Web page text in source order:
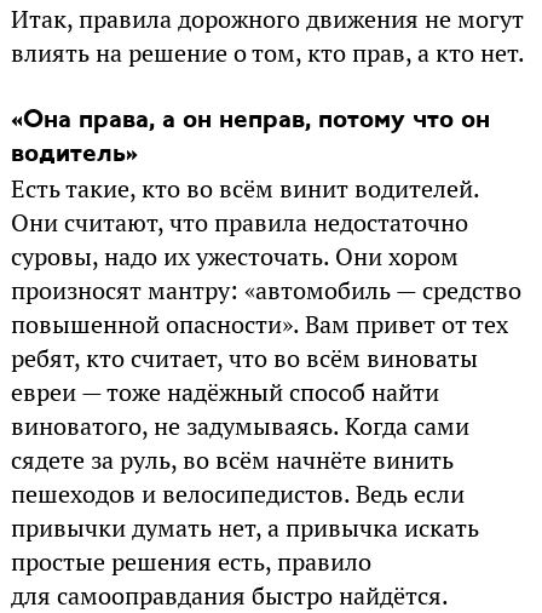
Итак, правила дорожного движения не могут
влиять на решение о том, кто прав, а кто нет.
«Она права, а он неправ, потому что он
водитель»
Есть такие, кто во всём винит водителей.
Они считают, что правила недостаточно
суровы, надо их ужесточать. Они хором
произносят мантру: «автомобиль — средство
повышенной опасности». Вам привет от тех
ребят, кто считает, что во всём виноваты
евреи — тоже надёжный способ найти
виноватого, не задумываясь. Когда сами
сядете за руль, во всём начнёте винить
пешеходов и велосипедистов. Ведь если
привычки думать нет, а привычка искать
простые решения есть, правило
для самооправдания быстро найдётся.